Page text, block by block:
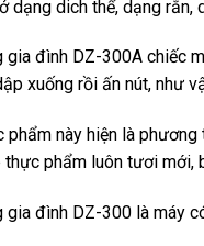
dạng dich thể, dạng
gia đình DZ-300A chiếc
xuống rồi ấn nút, như
phẩm này hiện là
phẩm luôn tươi mới,
gia đình DZ-300 là máy